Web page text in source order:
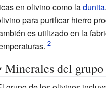
en olivino como ladunita.
para purificar hierro
es utilizado en la
Minerales del